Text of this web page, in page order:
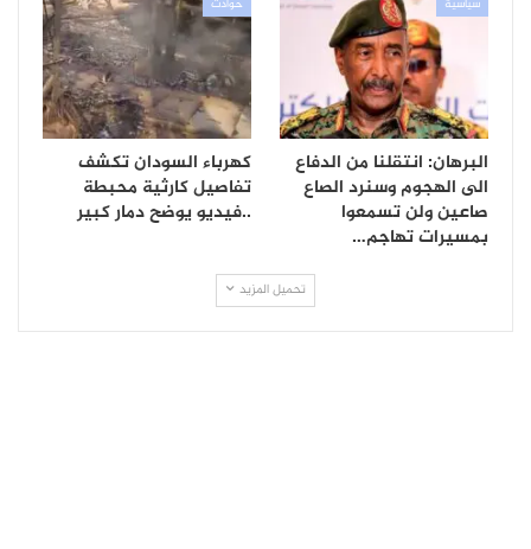
سياسية
البرهان: انتقلنا من الدفاع
الى الهجوم وسنرد الصاع
صاعين ولن تسمعوا
بمسيرات تهاجم…
حوادث
كهرباء السودان تكشف
تفاصيل كارثية محبطة
..فيديو يوضح دمار كبير
تحميل المزيد